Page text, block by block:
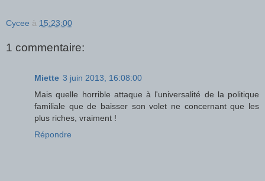
Cycee à 15:23:00
1 commentaire:
Miette 3 juin 2013, 16:08:00
Mais quelle horrible attaque à l'universalité de la politique
familiale que de baisser son volet ne concernant que les
plus riches, vraiment !
Répondre